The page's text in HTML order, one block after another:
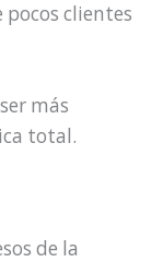
clientes
más
total.
de la